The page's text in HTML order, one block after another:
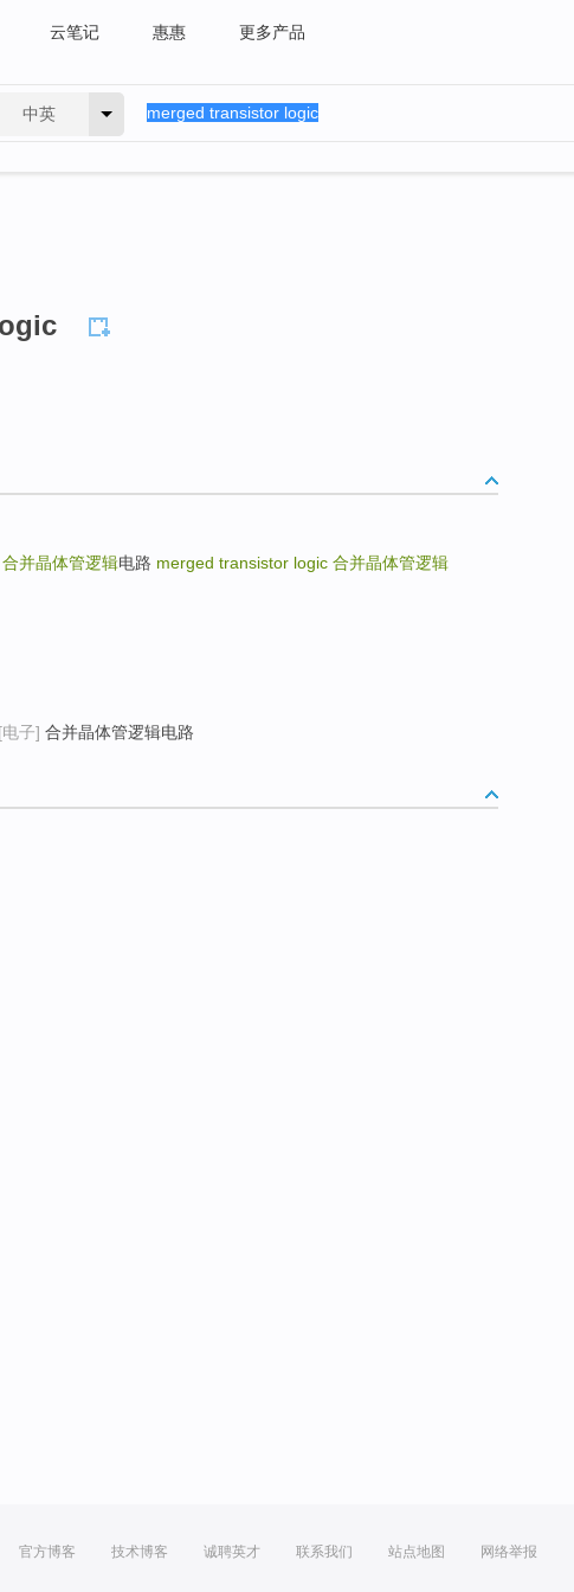
云笔记 惠惠 更多产品
中英
合并晶体管逻辑电路 merged transistor logic 合并晶体管逻辑
[电子] 合并晶体管逻辑电路
官方博客 技术博客 诚聘英才 联系我们 站点地图 网络举报